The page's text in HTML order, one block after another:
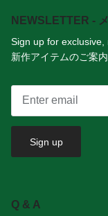
NEWSLETTER -
Sign up for exclusive,
新作アイテムのご案内
Sign up
Q & A